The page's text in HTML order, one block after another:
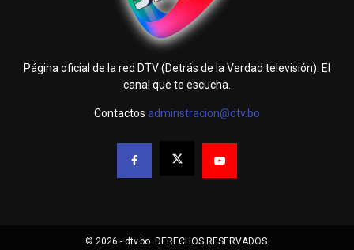
Página oficial de la red DTV (Detrás de la Verdad televisión). El
canal que te escucha.
Contactos adminstracion@dtv.bo
© 2026 - dtv.bo. DERECHOS RESERVADOS.